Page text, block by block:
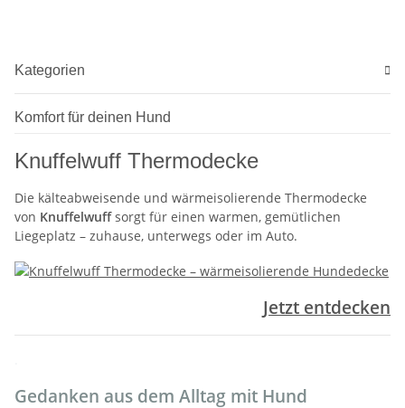
Kategorien
Komfort für deinen Hund
Knuffelwuff Thermodecke
Die kälteabweisende und wärmeisolierende Thermodecke
von Knuffelwuffsorgt für einen warmen, gemütlichen
Liegeplatz – zuhause, unterwegs oder im Auto.
Jetzt entdecken
Gedanken aus dem Alltag mit Hund